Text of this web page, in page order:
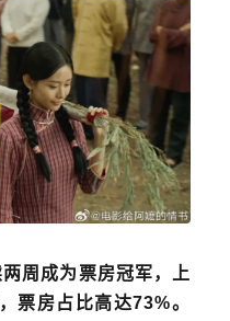
周成为票房冠军，上
票房占比高达73%。